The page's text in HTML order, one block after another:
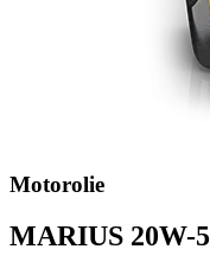
Motorolie
MARIUS 20W-